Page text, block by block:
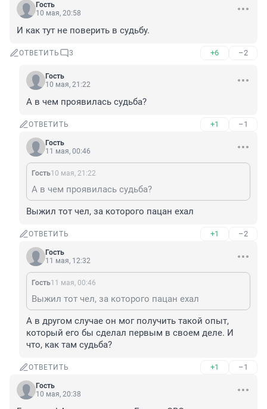
Гость
10 мая, 20:58
И как тут не поверить в судьбу.
ОТВЕТИТЬ 3 +6 –2
Гость
10 мая, 21:22
А в чем проявилась судьба?
ОТВЕТИТЬ +1 –1
Гость
11 мая, 00:46
Гость10 мая, 21:22
А в чем проявилась судьба?
Выжил тот чел, за которого пацан ехал
ОТВЕТИТЬ +1 –2
Гость
11 мая, 12:32
Гость11 мая, 00:46
Выжил тот чел, за которого пацан ехал
А в другом случае он мог получить такой опыт,
который его бы сделал первым в своем деле. И
что, как там судьба?
ОТВЕТИТЬ +1 –1
Гость
10 мая, 20:38